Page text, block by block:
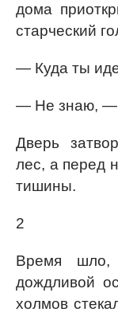
дома
старческий
— Куда ты
— Не знаю, —
Дверь
лес, а перед
тишины.
2
Время
дождливой
холмов